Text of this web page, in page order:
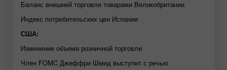
Баланс внешней торговли товарами Великобритании
Индекс потребительских цен Испании
США:
Изменение объема розничной торговли
Член FOMC Джеффри Шмид выступит с речью